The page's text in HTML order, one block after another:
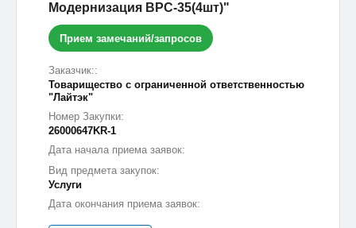
Модернизация ВРС-35(4шт)"
Прием замечаний/запросов
Заказчик::
Товарищество с ограниченной ответственностью
"Лайтэк"
Номер Закупки:
26000647KR-1
Дата начала приема заявок:
Вид предмета закупок:
Услуги
Дата окончания приема заявок: